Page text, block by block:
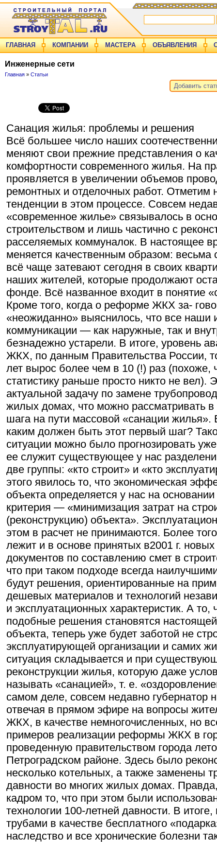
ГЛАВНАЯ КОМПАНИИ МАСТЕРА ОБЪЯВЛЕНИЯ
Инженерные сети
Главная » Статьи
Добавить
Санация жилья: проблемы и решения
Всё большее число наших
меняют свои прежние представления о
комфортности современного жилья. На
проявляется в увеличении объемов
ремонтных и отделочных работ. Отметим
тенденции в этом процессе. Совсем
«современное жилье» связывалось в
строительством и лишь частично с
расселяемых коммуналок. В настоящее
меняется качественным образом: весьма
всё чаще затевают сегодня в своих
наших жителей, которые продолжают
фонде. Всё названное входит в понятие
Кроме того, когда о реформе ЖКХ за-
«неожиданно» выяснилось, что все наши
коммуникации — как наружные, так и
безнадежно устарели. В итоге, уровень
ЖКХ, по данным Правительства России,
лет вырос более чем в 10 (!) раз (похоже,
статистику раньше просто никто не вел).
актуальной задачу по замене
жилых домах, что можно рассматривать в
шага на пути массовой «санации
каким должен быть этот первый шаг?
ситуации можно было прогнозировать
ее служит существующее у нас
две группы: «кто строит» и «кто
этого явилось то, что экономическая
объекта определяется у нас на
критерия — «минимизация затрат на
(реконструкцию) объекта».
этом в расчет не принимаются. Более
лежит и в основе принятых в2001 г.
документов по составлению смет в
что при таком подходе всегда
будут решения, ориентированные на
дешевых материалов и технологий
и эксплуатационных характеристик. А то,
подобные решения становятся настоящей
объекта, теперь уже будет заботой не
эксплуатирующей организации и самих
ситуация складывается и при
реконструкции жилья, которую даже
называть «санацией», т. е.
самом деле, совсем недавно губернатор
отвечая в прямом эфире на вопросы
ЖКХ, в качестве немногочисленных, но
примеров реализации реформы ЖКХ в
проведенную правительством города
Петроградском районе. Здесь было
несколько котельных, а также заменены
давности во многих жилых домах. Правда,
кадром то, что при этом были
технологии 100-летней давности. В
трубами в качестве бесплатного
наследство и все хронические болезни